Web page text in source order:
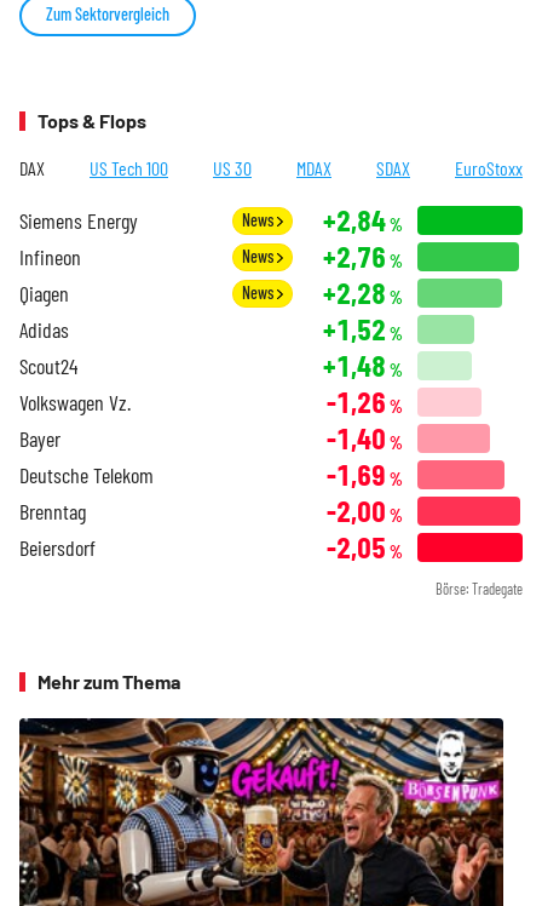
Zum Sektorvergleich
Tops & Flops
DAX US Tech 100 US 30 MDAX SDAX EuroStoxx
Siemens Energy News +2,84%
Infineon News +2,76 %
Qiagen News +2,28 %
Adidas +1,52 %
Scout24 +1,48 %
Volkswagen Vz. -1,26 %
Bayer -1,40 %
Deutsche Telekom -1,69 %
Brenntag -2,00 %
Beiersdorf -2,05 %
Börse: Tradegate
Mehr zum Thema